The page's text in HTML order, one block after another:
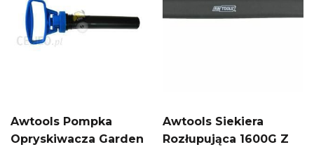
Awtools Pompka
Opryskiwacza Garden
Awtools Siekiera
Rozłupująca 1600G Z